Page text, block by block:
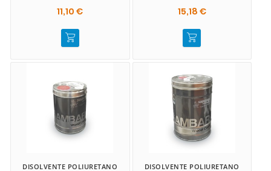
11,10 € 15,18 €
DISOLVENTE POLIURETANO
DISOLVENTE POLIURETANO